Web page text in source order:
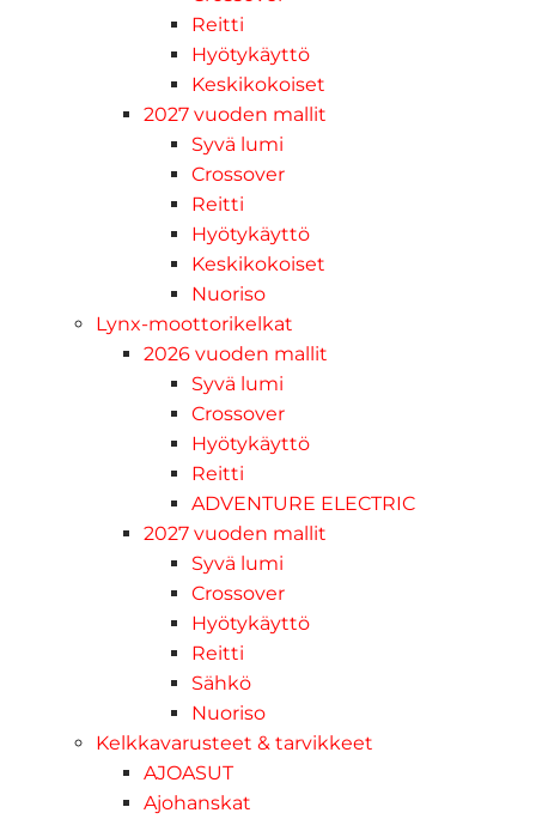
Reitti
Hyötykäyttö
Keskikokoiset
2027 vuoden mallit
Syvä lumi
Crossover
Reitti
Hyötykäyttö
Keskikokoiset
Nuoriso
Lynx-moottorikelkat
2026 vuoden mallit
Syvä lumi
Crossover
Hyötykäyttö
Reitti
ADVENTURE ELECTRIC
2027 vuoden mallit
Syvä lumi
Crossover
Hyötykäyttö
Reitti
Sähkö
Nuoriso
Kelkkavarusteet & tarvikkeet
AJOASUT
Ajohanskat